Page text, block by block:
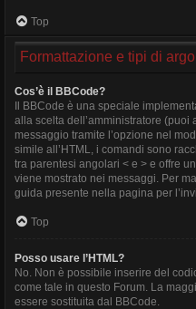
Top
Formattazione e tipi di
Cos’è il BBCode?
Il BBCode è una speciale
alla scelta dell’amministratore
messaggio tramite l’opzione nel
simile all’HTML, i comandi sono
tra parentesi angolari < e > e offre
viene mostrato nei messaggi. Per
guida presente nella pagina per
Top
Posso usare l’HTML?
No. Non è possibile inserire del
come tale in questo Forum. La
essere sostituita dal BBCode.